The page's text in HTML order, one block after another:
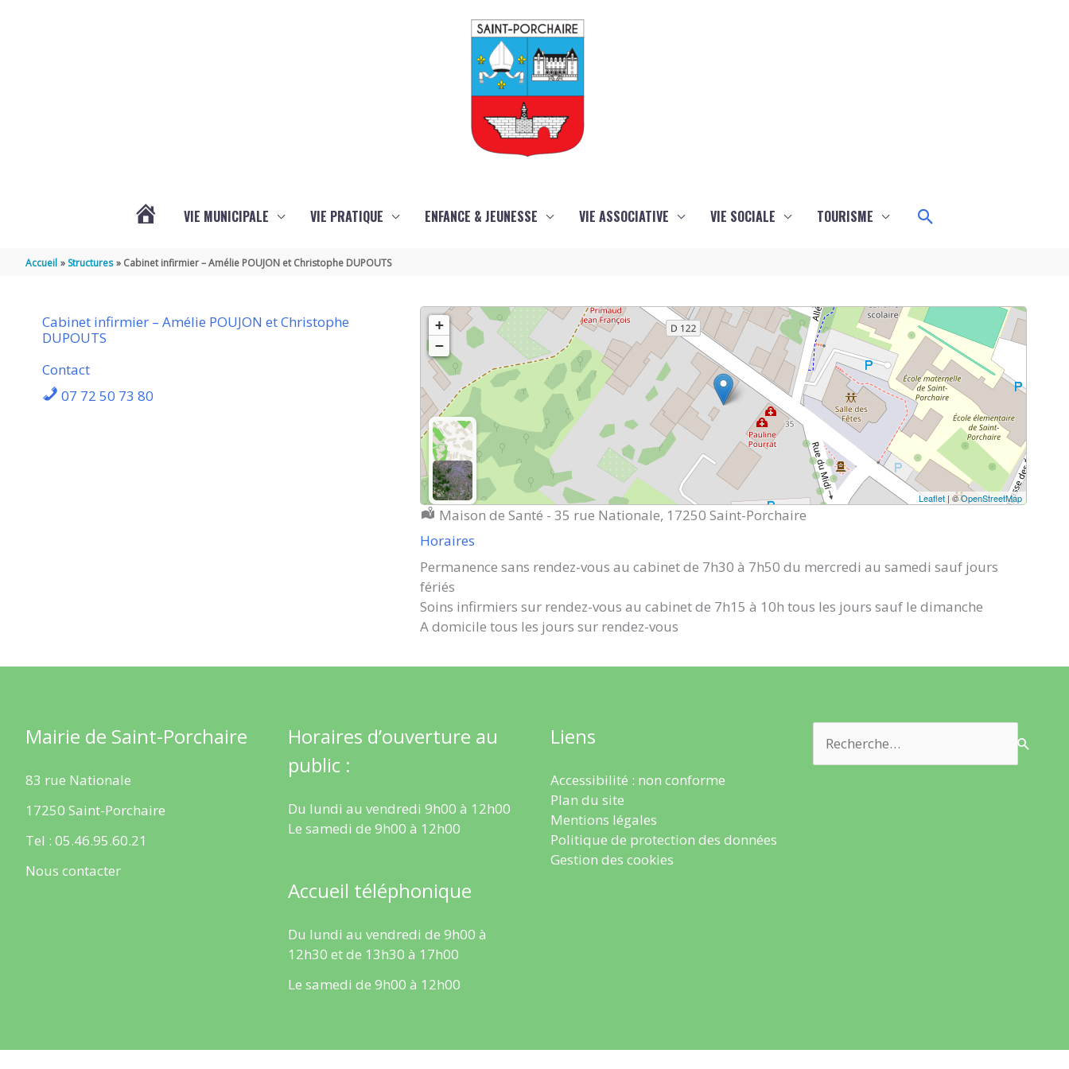
VIE MUNICIPALE VIE PRATIQUE ENFANCE & JEUNESSE VIE ASSOCIATIVE VIE SOCIALE TOURISME Rechercher
Accueil Structures Cabinet infirmier – Amélie POUJON et Christophe DUPOUTS
Cabinet infirmier – Amélie POUJON et Christophe
DUPOUTS
Contact
07 72 50 73 80
+
−
Leaflet| ©OpenStreetMap
Localisation :
Maison de Santé - 35 rue Nationale, 17250 Saint-Porchaire
Horaires
Permanence sans rendez-vous au cabinet de 7h30 à 7h50 du mercredi au samedi sauf jours
fériés
Soins infirmiers sur rendez-vous au cabinet de 7h15 à 10h tous les jours sauf le dimanche
A domicile tous les jours sur rendez-vous
Mairie de Saint-Porchaire
83 rue Nationale
17250 Saint-Porchaire
Tel : 05.46.95.60.21
Nous contacter
Horaires d’ouverture au
public :
Du lundi au vendredi 9h00 à 12h00
Le samedi de 9h00 à 12h00
Accueil téléphonique
Du lundi au vendredi de 9h00 à
12h30 et de 13h30 à 17h00
Le samedi de 9h00 à 12h00
Liens
Accessibilité : non conforme
Plan du site
Mentions légales
Politique de protection des données
Gestion des cookies